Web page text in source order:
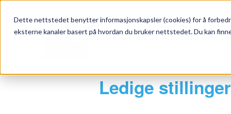
Dette nettstedet benytter informasjonskapsler (cookies) for å
eksterne kanaler basert på hvordan du bruker nettstedet. Du kan
MDE NORGE TJENESTER
Ledige